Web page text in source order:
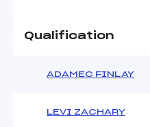
Qualification
ADAMEC FINLAY
LEVI ZACHARY